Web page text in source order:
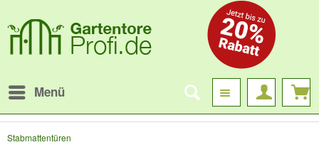
Menü
Stabmattentüren